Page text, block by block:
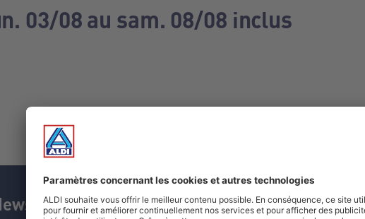
03/08 au sam. 08/08 inclus